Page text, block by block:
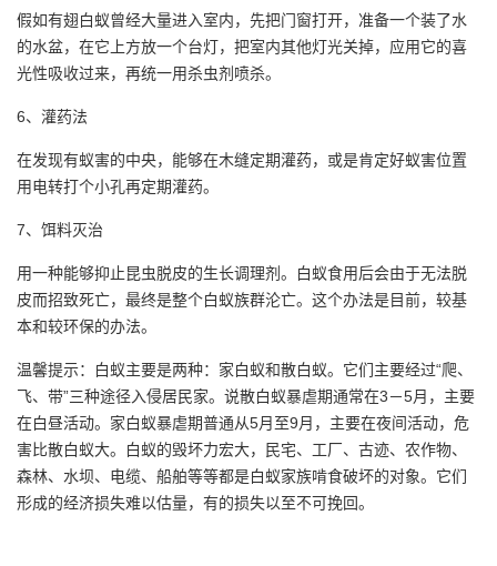
假如有翅白蚁曾经大量进入室内，先把门窗打开，准备一个装了水
的水盆，在它上方放一个台灯，把室内其他灯光关掉，应用它的喜
光性吸收过来，再统一用杀虫剂喷杀。
6、灌药法
在发现有蚁害的中央，能够在木缝定期灌药，或是肯定好蚁害位置
用电转打个小孔再定期灌药。
7、饵料灭治
用一种能够抑止昆虫脱皮的生长调理剂。白蚁食用后会由于无法脱
皮而招致死亡，最终是整个白蚁族群沦亡。这个办法是目前，较基
本和较环保的办法。
温馨提示：白蚁主要是两种：家白蚁和散白蚁。它们主要经过“爬、
飞、带”三种途径入侵居民家。说散白蚁暴虐期通常在3－5月，主要
在白昼活动。家白蚁暴虐期普通从5月至9月，主要在夜间活动，危
害比散白蚁大。白蚁的毁坏力宏大，民宅、工厂、古迹、农作物、
森林、水坝、电缆、船舶等等都是白蚁家族啃食破坏的对象。它们
形成的经济损失难以估量，有的损失以至不可挽回。